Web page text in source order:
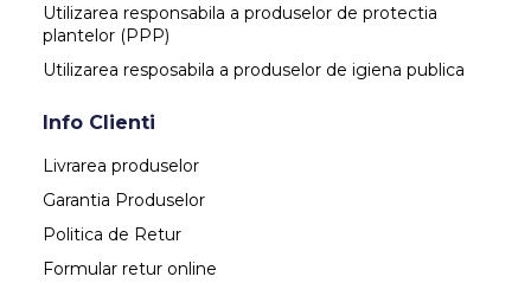
Utilizarea responsabila a produselor de protectia
plantelor (PPP)
Utilizarea resposabila a produselor de igiena publica
Info Clienti
Livrarea produselor
Garantia Produselor
Politica de Retur
Formular retur online